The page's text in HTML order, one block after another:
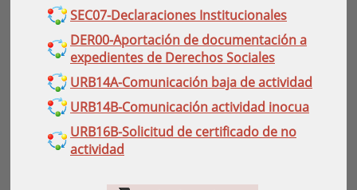
SEC07-Declaraciones Institucionales
DER00-Aportación de documentación a
expedientes de Derechos Sociales
URB14A-Comunicación baja de actividad
URB14B-Comunicación actividad inocua
URB16B-Solicitud de certificado de no
actividad